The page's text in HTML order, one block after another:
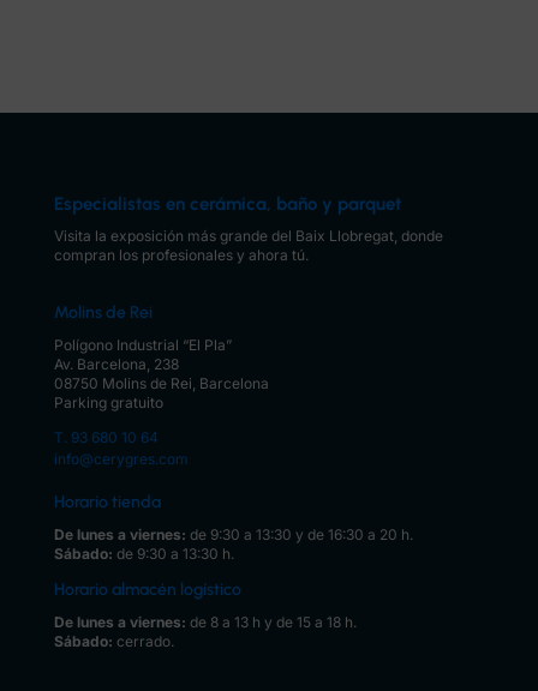
Especialistas en cerámica, baño y parquet
Visita la exposición más grande del Baix Llobregat, donde
compran los profesionales y ahora tú.
Molins de Rei
Polígono Industrial “El Pla”
Av. Barcelona, 238
08750 Molins de Rei, Barcelona
Parking gratuito
T. 93 680 10 64
info@cerygres.com
Horario tienda
De lunes a viernes: de 9:30 a 13:30 y de 16:30 a 20 h.
Sábado: de 9:30 a 13:30 h.
Horario almacén logístico
De lunes a viernes: de 8 a 13 h y de 15 a 18 h.
Sábado: cerrado.